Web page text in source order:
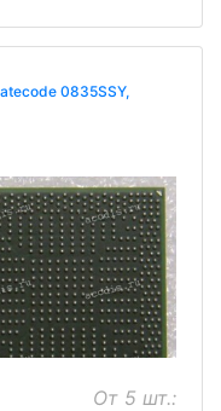
0835SSY,
От 5 шт.: